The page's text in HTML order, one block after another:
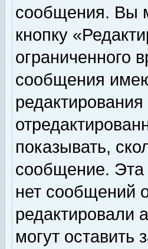
сообщения. Вы
кнопку
ограниченного
сообщения
показывать,
сообщение. Эта
нет сообщений
редактировали
могут оставить